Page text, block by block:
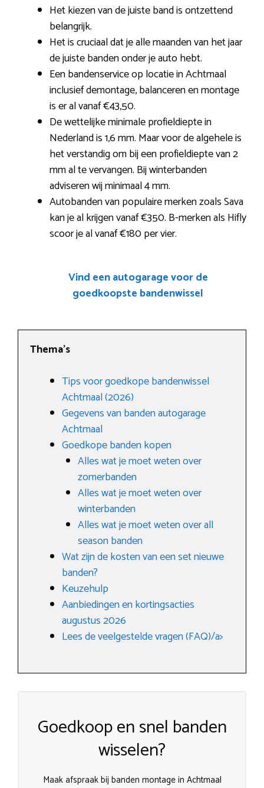
Het kiezen van de juiste band is ontzettend
belangrijk.
Het is cruciaal dat je alle maanden van het jaar
de juiste banden onder je auto hebt.
Een bandenservice op locatie in Achtmaal
inclusief demontage, balanceren en montage
is er al vanaf €43,50.
De wettelijke minimale profieldiepte in
Nederland is 1,6 mm. Maar voor de algehele is
het verstandig om bij een profieldiepte van 2
mm al te vervangen. Bij winterbanden
adviseren wij minimaal 4 mm.
Autobanden van populaire merken zoals Sava
kan je al krijgen vanaf €350. B-merken als Hifly
scoor je al vanaf €180 per vier.
Vind een autogarage voor de
goedkoopste bandenwissel
Thema’s
Tips voor goedkope bandenwissel
Achtmaal (2026)
Gegevens van banden autogarage
Achtmaal
Goedkope banden kopen
Alles wat je moet weten over
zomerbanden
Alles wat je moet weten over
winterbanden
Alles wat je moet weten over all
season banden
Wat zijn de kosten van een set nieuwe
banden?
Keuzehulp
Aanbiedingen en kortingsacties
augustus 2026
Lees de veelgestelde vragen (FAQ)/a>
Goedkoop en snel banden
wisselen?
Maak afspraak bij banden montage in Achtmaal